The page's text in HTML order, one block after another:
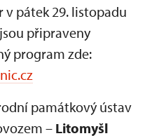
v pátek 29. listopadu
připraveny
program zde:
památkový ústav
– Litomyšl